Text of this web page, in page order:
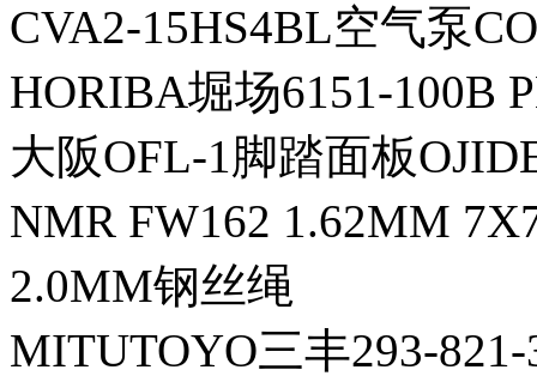
CVA2-15HS4BL空气泵
HORIBA堀场6151-100B
大阪OFL-1脚踏面板
NMR FW162 1.62MM
2.0MM钢丝绳
MITUTOYO三丰293-